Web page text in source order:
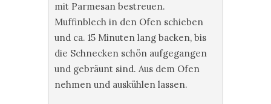
mit Parmesan bestreuen.
Muffinblech in den Ofen schieben
und ca. 15 Minuten lang backen, bis
die Schnecken schön aufgegangen
und gebräunt sind. Aus dem Ofen
nehmen und auskühlen lassen.